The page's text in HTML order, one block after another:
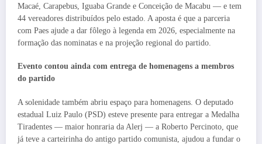
Macaé, Carapebus, Iguaba Grande e Conceição de Macabu — e tem
44 vereadores distribuídos pelo estado. A aposta é que a parceria
com Paes ajude a dar fôlego à legenda em 2026, especialmente na
formação das nominatas e na projeção regional do partido.
Evento contou ainda com entrega de homenagens a membros
do partido
A solenidade também abriu espaço para homenagens. O deputado
estadual Luiz Paulo (PSD) esteve presente para entregar a Medalha
Tiradentes — maior honraria da Alerj — a Roberto Percinoto, que
já teve a carteirinha do antigo partido comunista, ajudou a fundar o